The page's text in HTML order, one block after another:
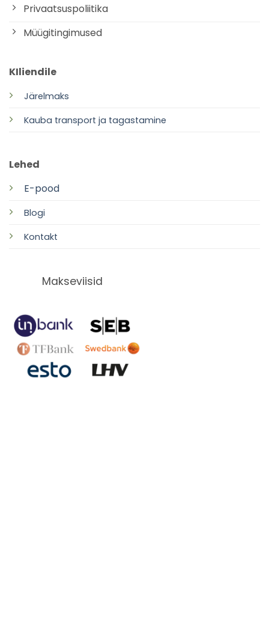
KIliendile
Järelmaks
Kauba transport ja tagastamine
Lehed
E-pood
Blogi
Kontakt
Makseviisid
Privaatsuspoliitika
Müügitingimused